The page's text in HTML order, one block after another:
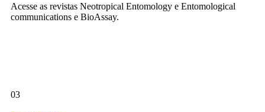
Acesse as revistas Neotropical Entomology e Entomological
communications e BioAssay.
03